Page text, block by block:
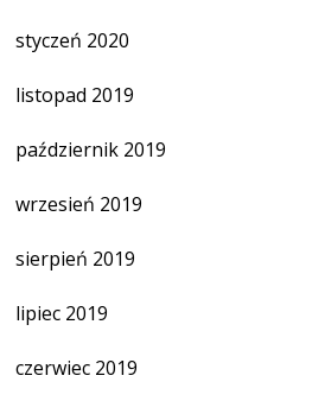
styczeń 2020
listopad 2019
październik 2019
wrzesień 2019
sierpień 2019
lipiec 2019
czerwiec 2019